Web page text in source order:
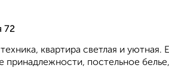
72
квартира светлая и
принадлежности, постельное